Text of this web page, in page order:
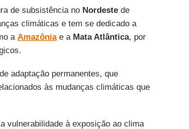
de subsistência no Nordestede
climáticas e tem se dedicado a
a Amazôniae aMata Atlântica, por
adaptação permanentes, que
às mudanças climáticas que
vulnerabilidade à exposição ao clima